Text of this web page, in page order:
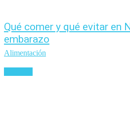
Qué comer y qué evitar en
embarazo
Alimentación